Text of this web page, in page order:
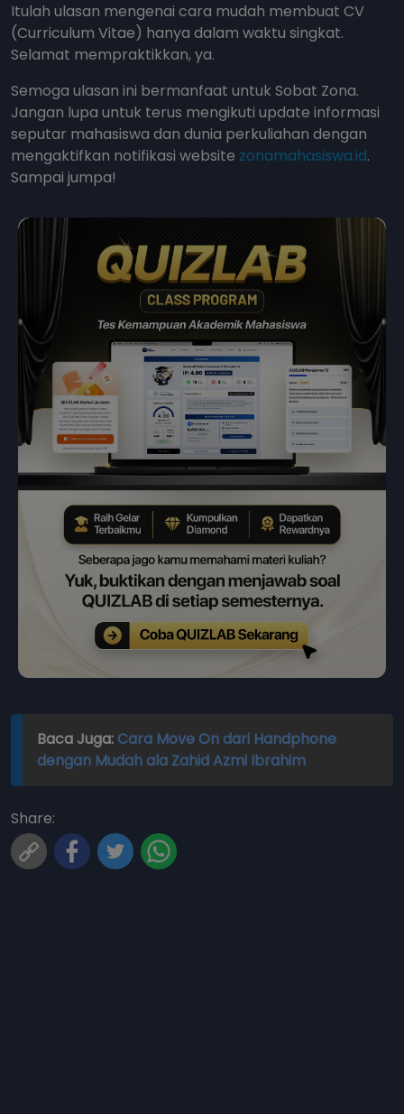
Itulah ulasan mengenai cara mudah membuat CV
(Curriculum Vitae) hanya dalam waktu singkat.
Selamat mempraktikkan, ya.
Semoga ulasan ini bermanfaat untuk Sobat Zona.
Jangan lupa untuk terus mengikuti update informasi
seputar mahasiswa dan dunia perkuliahan dengan
mengaktifkan notifikasi website zonamahasiswa.id.
Sampai jumpa!
Baca Juga: Cara Move On dari Handphone
dengan Mudah ala Zahid Azmi Ibrahim
Share: